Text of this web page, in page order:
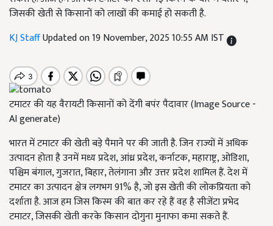
जिसकी खेती से किसानों को लाखों की कमाई हो सकती है.
KJ StaffUpdated on 19 November, 2025 10:55 AM IST
टमाटर की यह वैरायटी किसानों को देंगी बपंर पैदावार (Image Source -
AI generate)
भारत में टमाटर की खेती बड़े पैमाने पर की जाती है. जिन राज्यों में अधिक
उत्पादन होता है उनमें मध्य प्रदेश, आंध्र प्रदेश, कर्नाटक, महाराष्ट्र, ओडिशा,
पश्चिम बंगाल, गुजरात, बिहार, तेलंगाना और उत्तर प्रदेश शामिल हैं. देश में
टमाटर का उत्पादन क्षेत्र लगभग 91% है, जो इस खेती की लोकप्रियता को
दर्शाता है. आज हम जिस किस्म की बात कर रहे हैं वह है सीजेंटा प्रभेद
टमाटर, जिसकी खेती करके किसान दोगुना मुनाफा कमा सकते हैं.